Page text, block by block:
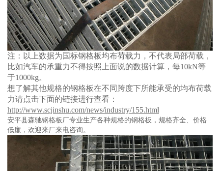
注：以上数据为国标钢格板均布荷载力，不代表局部荷载，
比如汽车的承重力不得按照上面说的数据计算，每10kN等
于1000kg。
想了解其他规格的钢格板在不同跨度下所能承受的均布荷载
力请点击下面的链接进行查看：
http://www.scjinshu.com/news/industry/155.html
安平县森驰钢格板厂专业生产各种规格的钢格板，规格齐全、价格
低廉，欢迎来厂来电咨询。